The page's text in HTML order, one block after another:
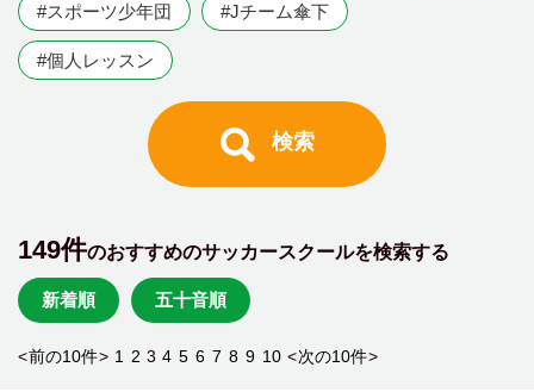
#スポーツ少年団 #Jチーム傘下
#個人レッスン
検索
149件のおすすめのサッカースクールを検索する
新着順 五十音順
<前の10件> 1 2 3 4 5 6 7 8 9 10 <次の10件>